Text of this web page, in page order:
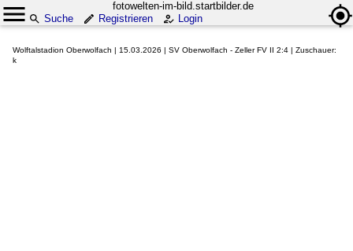
fotowelten-im-bild.startbilder.de
Suche
Registrieren Login
Wolftalstadion Oberwolfach | 15.03.2026 | SV Oberwolfach - Zeller FV II 2:4 | Zuschauer:
k